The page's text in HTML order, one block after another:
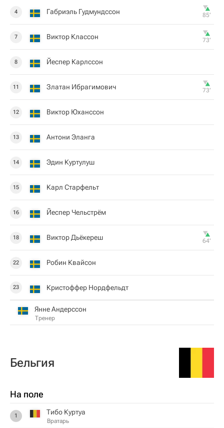
4 Габриэль Гудмундссон 85‎’‎
7 Виктор Классон 73‎’‎
8 Йеспер Карлссон
11 Златан Ибрагимович 73‎’‎
12 Виктор Юханссон
13 Антони Эланга
14 Эдин Куртулуш
15 Карл Старфельт
16 Йеспер Чельстрём
18 Виктор Дьёкереш 64‎’‎
22 Робин Квайсон
23 Кристоффер Нордфельдт
Янне Андерссон
Тренер
Бельгия
На поле
1 Тибо Куртуа
Вратарь